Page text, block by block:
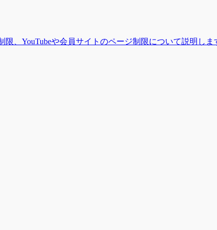
、YouTubeや会員サイトのページ制限について説明しま